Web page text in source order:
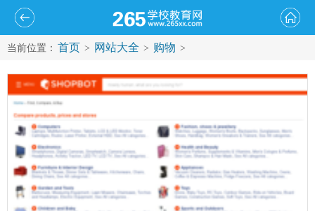
当前位置： 首页 > 网站大全 > 购物 >